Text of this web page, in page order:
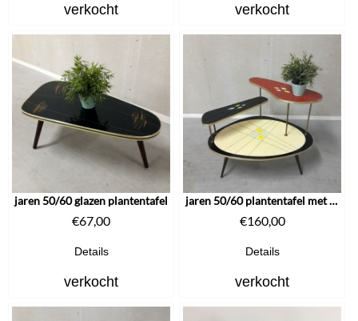
verkocht verkocht
jaren 50/60 glazen plantentafel
€67,00
Details
verkocht
jaren 50/60 plantentafel met plateaus
€160,00
Details
verkocht